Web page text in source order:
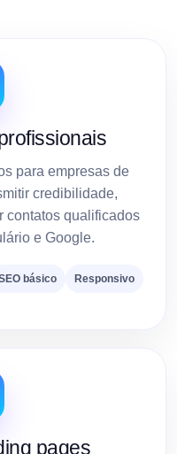
para empresas de
credibilidade,
contatos qualificados
e Google.
básico Responsivo
pages